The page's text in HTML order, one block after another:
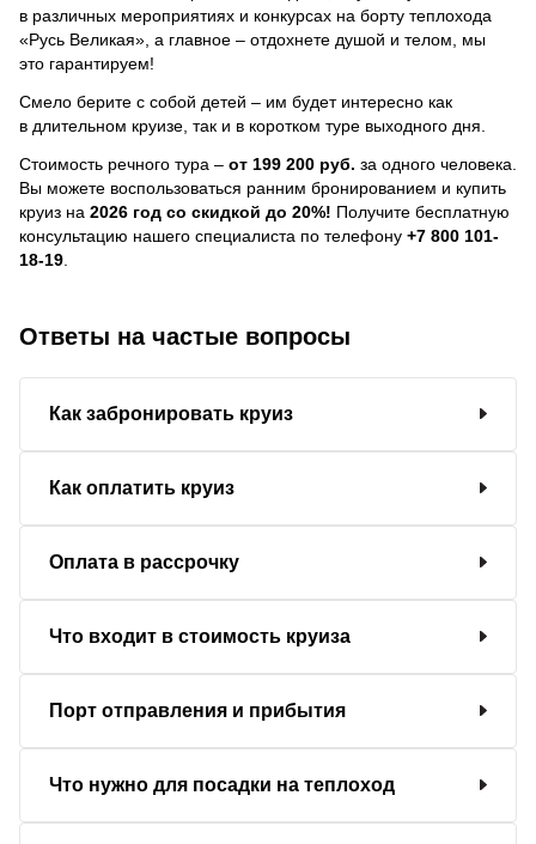
в различных мероприятиях и конкурсах на борту теплохода
«Русь Великая», а главное – отдохнете душой и телом, мы
это гарантируем!
Смело берите с собой детей – им будет интересно как
в длительном круизе, так и в коротком туре выходного дня.
Стоимость речного тура – от 199 200 руб. за одного человека.
Вы можете воспользоваться ранним бронированием и купить
круиз на 2026 год со скидкой до 20%! Получите бесплатную
консультацию нашего специалиста по телефону +7 800 101-
18-19
Ответы на частые вопросы
Как забронировать круиз
Как оплатить круиз
Оплата в рассрочку
Что входит в стоимость круиза
Порт отправления и прибытия
Что нужно для посадки на теплоход